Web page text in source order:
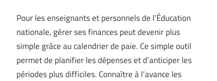
Pour les enseignants et personnels de l’Éducation
nationale, gérer ses finances peut devenir plus
simple grâce au calendrier de paie. Ce simple outil
permet de planifier les dépenses et d’anticiper les
périodes plus difficiles. Connaître à l’avance les